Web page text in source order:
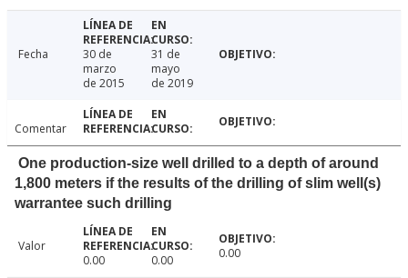
Fecha
30 de
marzo
de 2015
31 de
mayo
de 2019
Comentar
One production-size well drilled to a depth of around
1,800 meters if the results of the drilling of slim well(s)
warrantee such drilling
Valor
0.00
0.00 0.00